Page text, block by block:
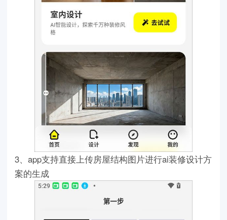
3、app支持直接上传房屋结构图片进行ai装修设计方
案的生成